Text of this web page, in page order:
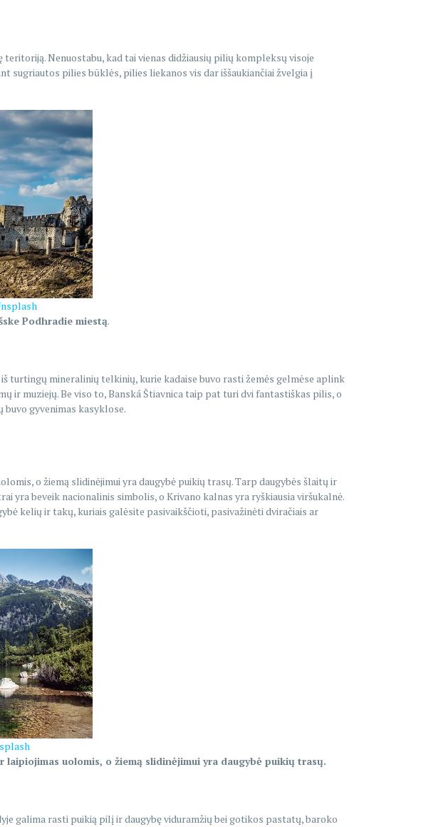
Nenuostabu, kad tai vienas didžiausių pilių kompleksų visoje
sugriautos pilies būklės, pilies liekanos vis dar iššaukiančiai žvelgia į
Podhradie miestą.
turtingų mineralinių telkinių, kurie kadaise buvo rasti žemės gelmėse aplink
ir muziejų. Be viso to, Banská Štiavnica taip pat turi dvi fantastiškas pilis, o
gyvenimas kasyklose.
o žiemą slidinėjimui yra daugybė puikių trasų. Tarp daugybės šlaitų ir
yra beveik nacionalinis simbolis, o Krivano kalnas yra ryškiausia viršukalnė.
kelių ir takų, kuriais galėsite pasivaikščioti, pasivažinėti dviračiais ar
uolomis, o žiemą slidinėjimui yra daugybė puikių trasų.
galima rasti puikią pilį ir daugybę viduramžių bei gotikos pastatų, baroko